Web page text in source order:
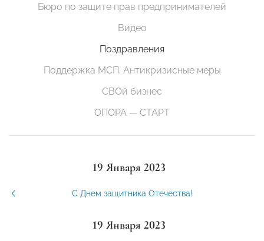
Бюро по защите прав предпринимателей
Видео
Поздравления
Поддержка МСП. Антикризисные меры
СВОй бизнес
ОПОРА — СТАРТ
19 Января 2023
С Днем защитника Отечества!
19 Января 2023